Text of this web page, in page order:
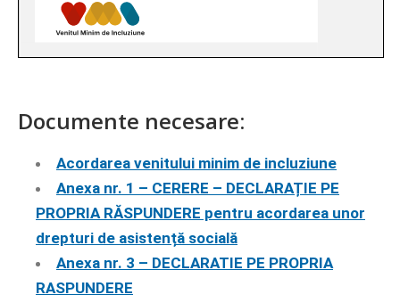
Documente necesare:
Acordarea venitului minim de incluziune
Anexa nr. 1 – CERERE – DECLARAȚIE PE
PROPRIA RĂSPUNDERE pentru acordarea unor
drepturi de asistență socială
Anexa nr. 3 – DECLARATIE PE PROPRIA
RASPUNDERE